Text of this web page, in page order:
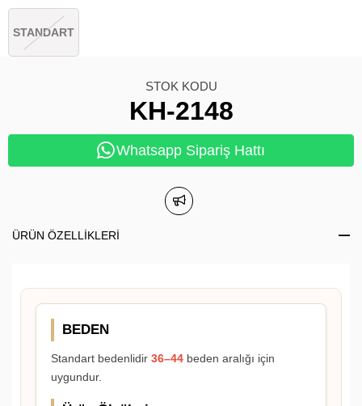
STANDART
STOK KODU
KH-2148
Whatsapp Sipariş Hattı
ÜRÜN ÖZELLIKLERI
BEDEN
Standart bedenlidir 36–44 beden aralığı için
uygundur.